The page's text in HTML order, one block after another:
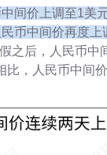
间价上调至1美
币中间价再度
之后，人民币中
比，人民币中间